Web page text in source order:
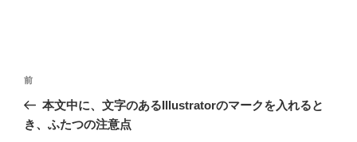
投
ナ
前
の
投
前
本文中に、文字のあるIllustratorのマークを入れると
き、ふたつの注意点